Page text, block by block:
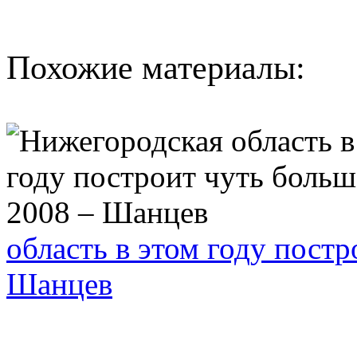
Похожие материалы:
область в этом году
Шанцев